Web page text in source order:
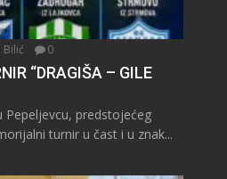
Bilić 0
“DRAGIŠA – GILE
Pepeljevcu, predstojećeg
turnir u čast i u znak...